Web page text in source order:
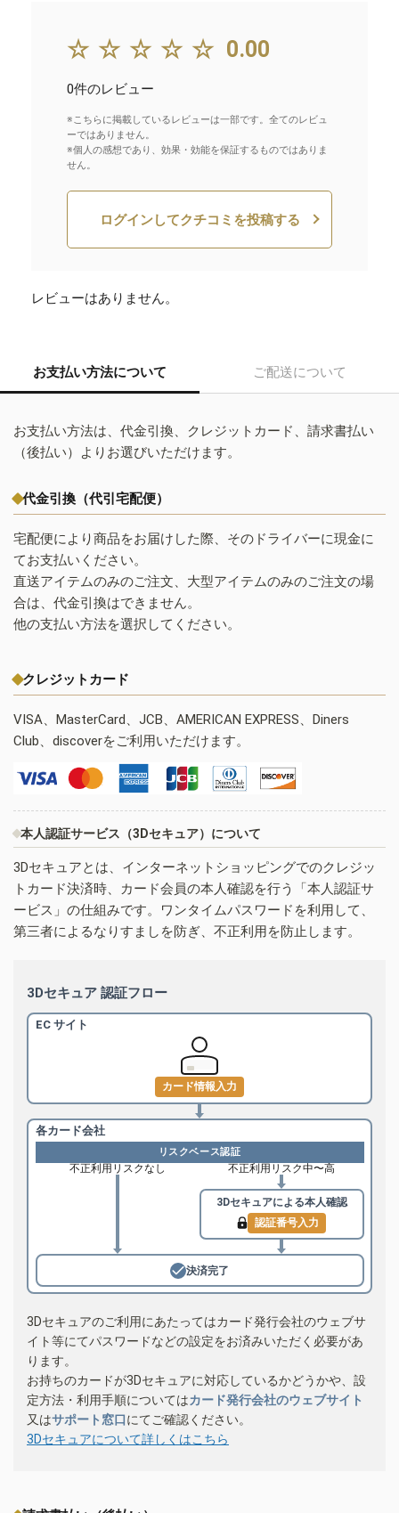
☆☆☆☆☆ 0.00
0件のレビュー
※こちらに掲載しているレビューは一部です。全てのレビュ
ーではありません。
※個人の感想であり、効果・効能を保証するものではありま
せん。
ログインしてクチコミを投稿する
レビューはありません。
お支払い方法について ご配送について
お支払い方法は、代金引換、クレジットカード、請求書払い
（後払い）よりお選びいただけます。
代金引換（代引宅配便）
宅配便により商品をお届けした際、そのドライバーに現金に
てお支払いください。
直送アイテムのみのご注文、大型アイテムのみのご注文の場
合は、代金引換はできません。
他の支払い方法を選択してください。
クレジットカード
VISA、MasterCard、JCB、AMERICAN EXPRESS、Diners
Club、discoverをご利用いただけます。
本人認証サービス（3Dセキュア）について
3Dセキュアとは、インターネットショッピングでのクレジッ
トカード決済時、カード会員の本人確認を行う「本人認証サ
ービス」の仕組みです。ワンタイムパスワードを利用して、
第三者によるなりすましを防ぎ、不正利用を防止します。
3Dセキュア 認証フロー
EC サイト
カード情報入力
各カード会社
リスクベース認証
不正利用リスクなし 不正利用リスク中〜高
3Dセキュアによる本人確認
認証番号入力
決済完了
3Dセキュアのご利用にあたってはカード発行会社のウェブサ
イト等にてパスワードなどの設定をお済みいただく必要があ
ります。
お持ちのカードが3Dセキュアに対応しているかどうかや、設
定方法・利用手順についてはカード発行会社のウェブサイト
又はサポート窓口にてご確認ください。
3Dセキュアについて詳しくはこちら